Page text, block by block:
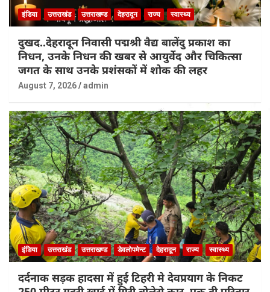
इंडिया उत्तराखंड उत्तराखण्ड देहरादून राज्य स्वास्थ्य
दुखद..देहरादून निवासी पद्मश्री वैद्य बालेंदु प्रकाश का
निधन, उनके निधन की खबर से आयुर्वेद और चिकित्सा
जगत के साथ उनके प्रशंसकों में शोक की लहर
August 7, 2026 admin
इंडिया उत्तराखंड उत्तराखण्ड डेवलोपमेन्ट देहरादून राज्य स्वास्थ्य
दर्दनाक सड़क हादसा में हुई टिहरी मे देवप्रयाग के निकट